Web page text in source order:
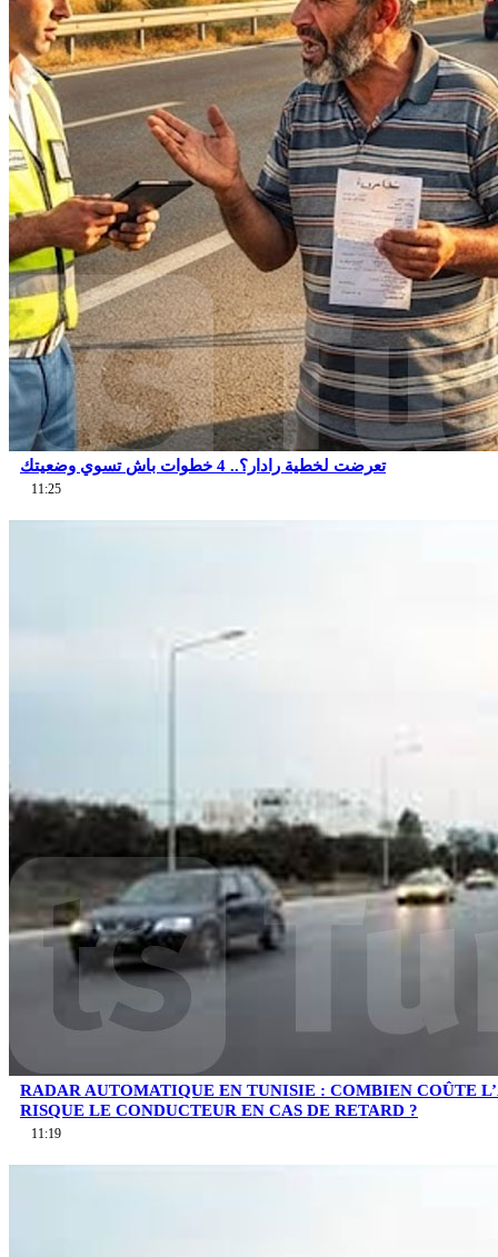
تعرضت لخطية رادار؟.. 4 خطوات باش تسوي وضعيتك
11:25
RADAR AUTOMATIQUE EN TUNISIE : COMBIEN COÛTE
RISQUE LE CONDUCTEUR EN CAS DE RETARD ?
11:19